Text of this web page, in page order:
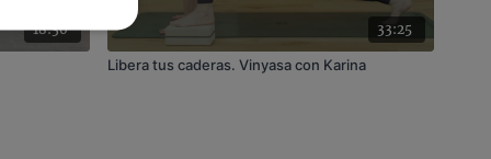
18:30 33:25
Libera tus caderas. Vinyasa con Karina